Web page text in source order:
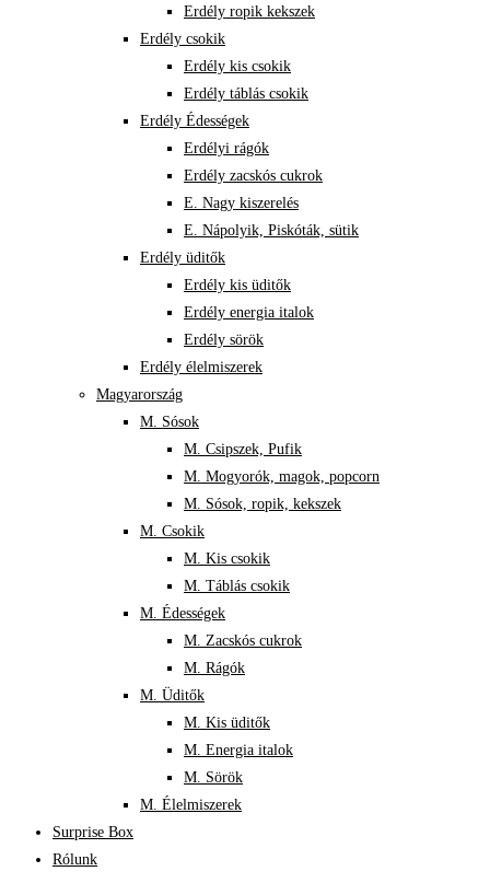
Erdély ropik kekszek
Erdély csokik
Erdély kis csokik
Erdély táblás csokik
Erdély Édességek
Erdélyi rágók
Erdély zacskós cukrok
E. Nagy kiszerelés
E. Nápolyik, Piskóták, sütik
Erdély üditők
Erdély kis üditők
Erdély energia italok
Erdély sörök
Erdély élelmiszerek
Magyarország
M. Sósok
M. Csipszek, Pufik
M. Mogyorók, magok, popcorn
M. Sósok, ropik, kekszek
M. Csokik
M. Kis csokik
M. Táblás csokik
M. Édességek
M. Zacskós cukrok
M. Rágók
M. Üditők
M. Kis üditők
M. Energia italok
M. Sörök
M. Élelmiszerek
Surprise Box
Rólunk